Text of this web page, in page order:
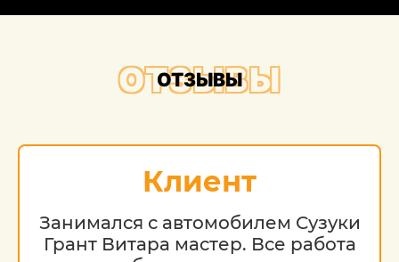
ОТЗЫВЫ
ОТЗЫВЫ
Клиент
Занимался с автомобилем Сузуки
Грант Витара мастер. Все работа